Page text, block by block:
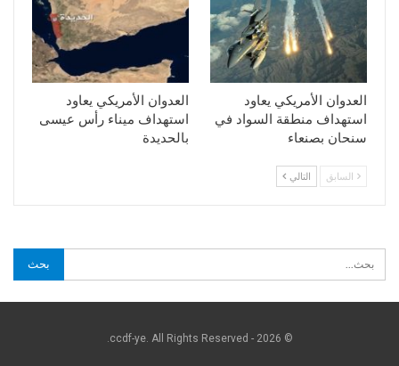
العدوان الأمريكي يعاود
استهداف منطقة السواد في
سنحان بصنعاء
العدوان الأمريكي يعاود
استهداف ميناء رأس عيسى
بالحديدة
السابق التالي
© 2026 - ccdf-ye. All Rights Reserved.